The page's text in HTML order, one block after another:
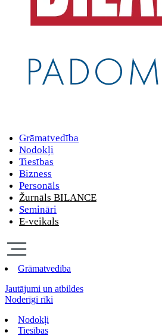
Grāmatvedība
Nodokļi
Tiesības
Bizness
Personāls
Žurnāls BILANCE
Semināri
E-veikals
Grāmatvedība
Jautājumi un atbildes
Noderīgi rīki
Nodokļi
Tiesības